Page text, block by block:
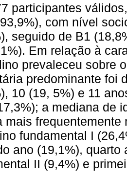
participantes
com nível
seguido de B1
Em relação à
prevaleceu sobre
predominante foi
10 (19, 5%) e 11
a mediana de
mais
fundamental I
ano (19,1%),
II (9,4%) e